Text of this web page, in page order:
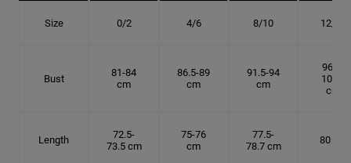
Size 0/2 4/6 8/10 12/14
Bust
81-84
cm
86.5-89
cm
91.5-94
cm
96.5-
101.5
cm
Length
72.5-
73.5 cm
75-76
cm
77.5-
78.7 cm
80 cm